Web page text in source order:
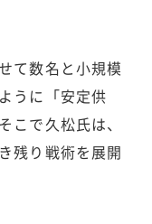
て数名と小規模
うに「安定供
こで久松氏は、
残り戦術を展開